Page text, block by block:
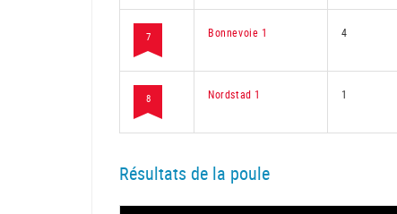
7 Bonnevoie 1 4
8 Nordstad 1 1
Résultats de la poule